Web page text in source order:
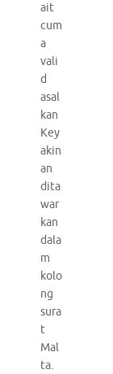
ait
cum
a
vali
d
asal
kan
Key
akin
an
dita
war
kan
dala
m
kolo
ng
sura
t
Mal
ta.